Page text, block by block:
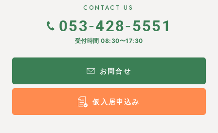
CONTACT US
053-428-5551
受付時間 08:30〜17:30
お問合せ
仮入居申込み